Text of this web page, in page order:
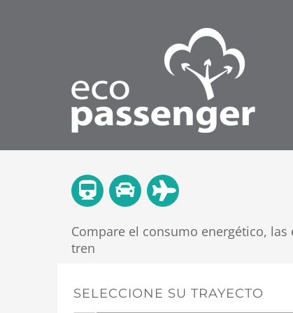
Compare el consumo energético,
tren
SELECCIONE SU TRAYECTO